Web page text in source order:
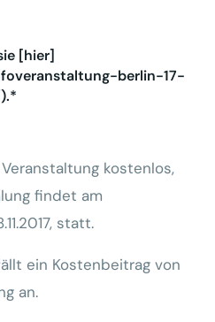
[hier]
berlin-17-
kostenlos,
findet am
statt.
ein Kostenbeitrag von
an.